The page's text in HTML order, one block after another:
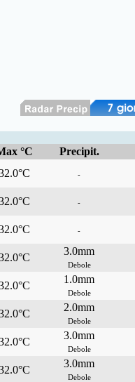
°C Precipit.
-
-
-
3.0mm
Debole
1.0mm
Debole
2.0mm
Debole
3.0mm
Debole
3.0mm
Debole